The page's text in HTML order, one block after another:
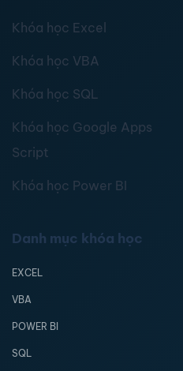
Khóa học Excel
Khóa học VBA
Khóa học SQL
Khóa học Google Apps
Script
Khóa học Power BI
Danh mục khóa học
EXCEL
VBA
POWER BI
SQL